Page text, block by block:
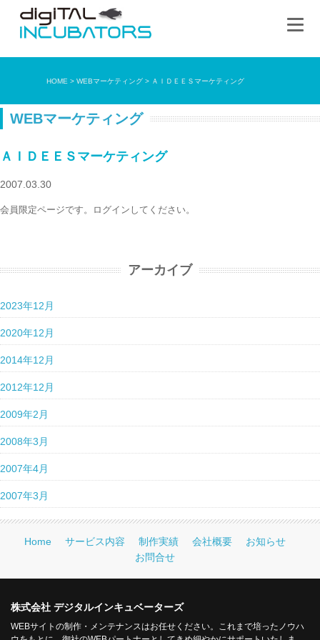
HOME > WEBマーケティング > ＡＩＤＥＥＳマーケティング
WEBマーケティング
ＡＩＤＥＥＳマーケティング
2007.03.30
会員限定ページです。ログインしてください。
アーカイブ
2023年12月
2020年12月
2014年12月
2012年12月
2009年2月
2008年3月
2007年4月
2007年3月
Home サービス内容 制作実績 会社概要
お知らせ
お問合せ
株式会社 デジタルインキュベーターズ
WEBサイトの制作・メンテナンスはお任せください。これまで培ったノウハ